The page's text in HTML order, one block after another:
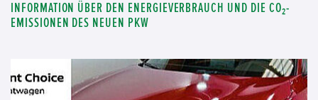
INFORMATION ÜBER DEN ENERGIEVERBRAUCH UND DIE CO₂-
EMISSIONEN DES NEUEN PKW